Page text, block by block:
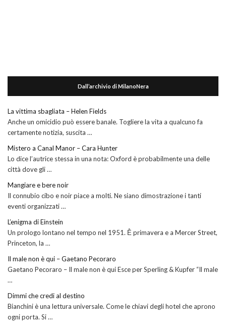
Dall’archivio di MilanoNera
La vittima sbagliata – Helen Fields
Anche un omicidio può essere banale. Togliere la vita a qualcuno fa
certamente notizia, suscita …
Mistero a Canal Manor – Cara Hunter
Lo dice l’autrice stessa in una nota: Oxford è probabilmente una delle
città dove gli …
Mangiare e bere noir
Il connubio cibo e noir piace a molti. Ne siano dimostrazione i tanti
eventi organizzati …
L’enigma di Einstein
Un prologo lontano nel tempo nel 1951. Ḕ primavera e a Mercer Street,
Princeton, la …
Il male non è qui – Gaetano Pecoraro
Gaetano Pecoraro – Il male non è qui Esce per Sperling & Kupfer “Il male
…
Dimmi che credi al destino
Bianchini è una lettura universale. Come le chiavi degli hotel che aprono
ogni porta. Si …